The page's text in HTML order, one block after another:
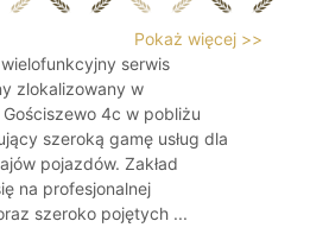
Pokaż więcej >>
serwis
zlokalizowany w
4c w pobliżu
szeroką gamę usług dla
pojazdów. Zakład
na profesjonalnej
szeroko pojętych ...